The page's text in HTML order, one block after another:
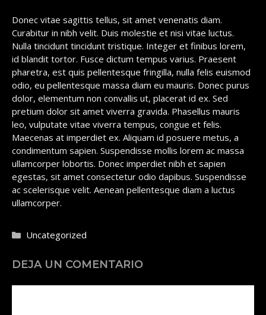
Donec vitae sagittis tellus, sit amet venenatis diam.
Curabitur in nibh velit. Duis molestie et nisi vitae luctus.
Nulla tincidunt tincidunt tristique. Integer et finibus lorem,
id blandit tortor. Fusce dictum tempus varius. Praesent
pharetra, est quis pellentesque fringilla, nulla felis euismod
odio, eu pellentesque massa diam eu mauris. Donec purus
dolor, elementum non convallis ut, placerat id ex. Sed
pretium dolor sit amet viverra gravida. Phasellus mauris
leo, vulputate vitae viverra tempus, congue et felis.
Maecenas at imperdiet ex. Aliquam id posuere metus, a
condimentum sapien. Suspendisse mollis lorem ac massa
ullamcorper lobortis. Donec imperdiet nibh et sapien
egestas, sit amet consectetur odio dapibus. Suspendisse
ac scelerisque velit. Aenean pellentesque diam a luctus
ullamcorper.
Categorías
Uncategorized
DEJA UN COMENTARIO